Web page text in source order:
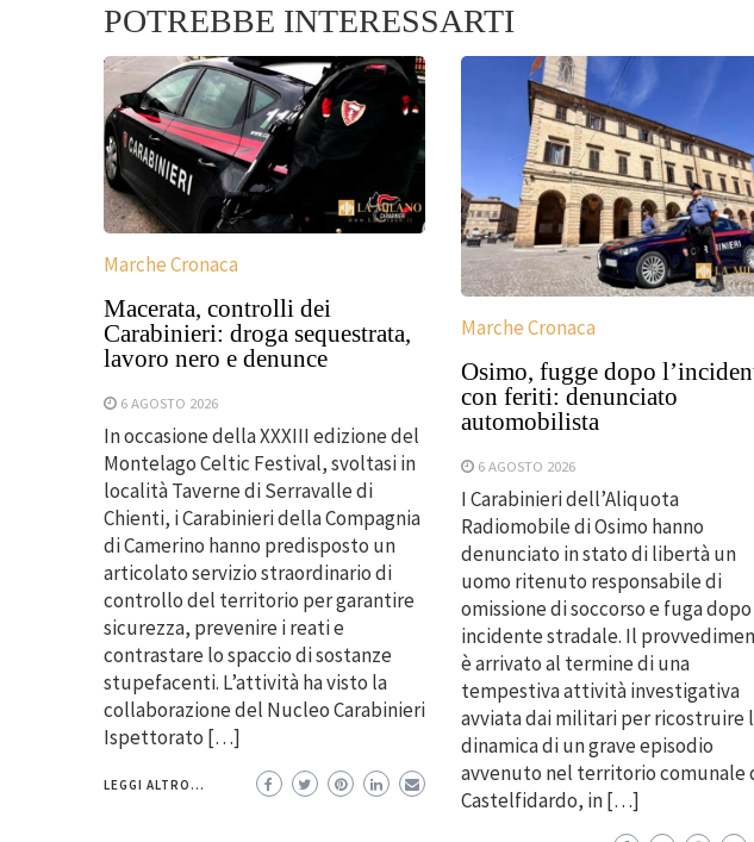
POTREBBE INTERESSARTI
Marche Cronaca
Macerata, controlli dei
Carabinieri: droga sequestrata,
lavoro nero e denunce
6 AGOSTO 2026
In occasione della XXXIII edizione del
Montelago Celtic Festival, svoltasi in
località Taverne di Serravalle di
Chienti, i Carabinieri della Compagnia
di Camerino hanno predisposto un
articolato servizio straordinario di
controllo del territorio per garantire
sicurezza, prevenire i reati e
contrastare lo spaccio di sostanze
stupefacenti. L’attività ha visto la
collaborazione del Nucleo Carabinieri
Ispettorato […]
LEGGI ALTRO...
Marche Cronaca
Osimo, fugge dopo
con feriti: denunciato
automobilista
6 AGOSTO 2026
I Carabinieri dell’Aliquota
Radiomobile di Osimo hanno
denunciato in stato di libertà un
uomo ritenuto responsabile di
omissione di soccorso e fuga
incidente stradale. Il
è arrivato al termine di una
tempestiva attività investigativa
avviata dai militari per ricostruire
dinamica di un grave episodio
avvenuto nel territorio comunale
Castelfidardo, in […]